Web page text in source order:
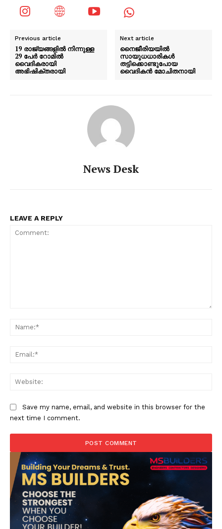
Previous article
19 രാജ്യങ്ങളിൽ നിന്നുള്ള
29 പേര്‍ റോമില്‍
വൈദികരായി
അഭിഷിക്തരായി
Next article
നൈജീരിയയില്‍
സായുധധാരികള്‍
തട്ടിക്കൊണ്ടുപോയ
വൈദികന്‍ മോചിതനായി
News Desk
LEAVE A REPLY
Save my name, email, and website in this browser for the
next time I comment.